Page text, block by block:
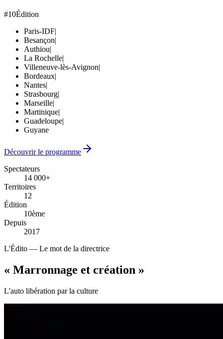
#10Édition
Paris-IDF|
Besançon|
Authiou|
La Rochelle|
Villeneuve-lès-Avignon|
Bordeaux|
Nantes|
Strasbourg|
Marseille|
Martinique|
Guadeloupe|
Guyane
Découvrir le programme
Spectateurs
14 000+
14 000+
Territoires
12
12
Édition
10ème
10ème
Depuis
2017
2017
L'Édito — Le mot de la directrice
« Marronnage et création »
L'auto libération par la culture